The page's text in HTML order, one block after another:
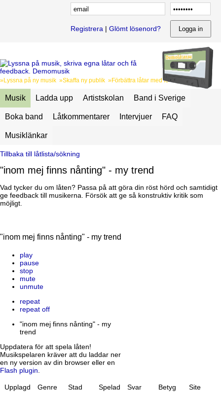
Registrera | Glömt lösenord?
»Lyssna på ny musik »Skaffa ny publik »Förbättra låtar med feedback
Musik Ladda upp Artistskolan Band i Sverige
Boka band Låtkommentarer Intervjuer FAQ
Musiklänkar
Tillbaka till låtlista/sökning
"inom mej finns nånting" - my trend
Vad tycker du om låten? Passa på att göra din röst hörd och samtidigt
ge feedback till musikerna. Försök att ge så konstruktiv kritik som
möjligt.
"inom mej finns nånting" - my trend
play
pause
stop
mute
unmute
repeat
repeat off
"inom mej finns nånting" - my
trend
Uppdatera för att spela låten!
Musikspelaren kräver att du laddar ner
en ny version av din browser eller en
Flash plugin
Upplagd Genre Stad Spelad Svar Betyg
Site